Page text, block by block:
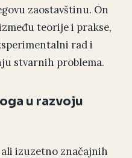
zaostavštinu. On
teorije i prakse,
rad i
stvarnih problema.
u razvoju
izuzetno značajnih